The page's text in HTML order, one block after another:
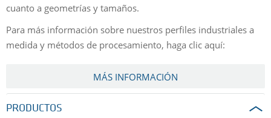
cuanto a geometrías y tamaños.
Para más información sobre nuestros perfiles industriales a
medida y métodos de procesamiento, haga clic aquí:
MÁS INFORMACIÓN
PRODUCTOS